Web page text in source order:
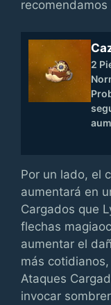
2
Por un lado, el
aumentará en
Cargados que
flechas
aumentar el
más
Ataques
invocar